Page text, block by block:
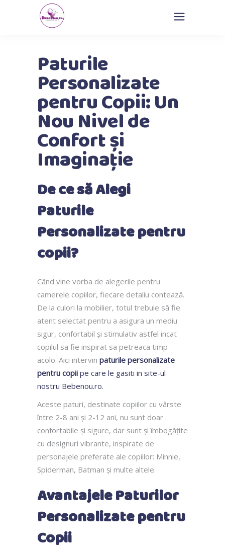
Paturile
Personalizate
pentru Copii: Un
Nou Nivel de
Confort și
Imaginație
De ce să Alegi
Paturile
Personalizate pentru
copii?
Când vine vorba de alegerile pentru
camerele copiilor, fiecare detaliu contează.
De la culori la mobilier, totul trebuie să fie
atent selectat pentru a asigura un mediu
sigur, confortabil și stimulativ astfel incat
copilul sa fie inspirat sa petreaca timp
acolo. Aici intervin paturile personalizate
pentru copii pe care le gasiti in site-ul
nostru Bebenou.ro.
Aceste paturi, destinate copiilor cu vârste
între 2-8 ani și 2-12 ani, nu sunt doar
confortabile și sigure, dar sunt și îmbogățite
cu designuri vibrante, inspirate de
personajele preferate ale copiilor: Minnie,
Spiderman, Batman și multe altele.
Avantajele Paturilor
Personalizate pentru
Copii